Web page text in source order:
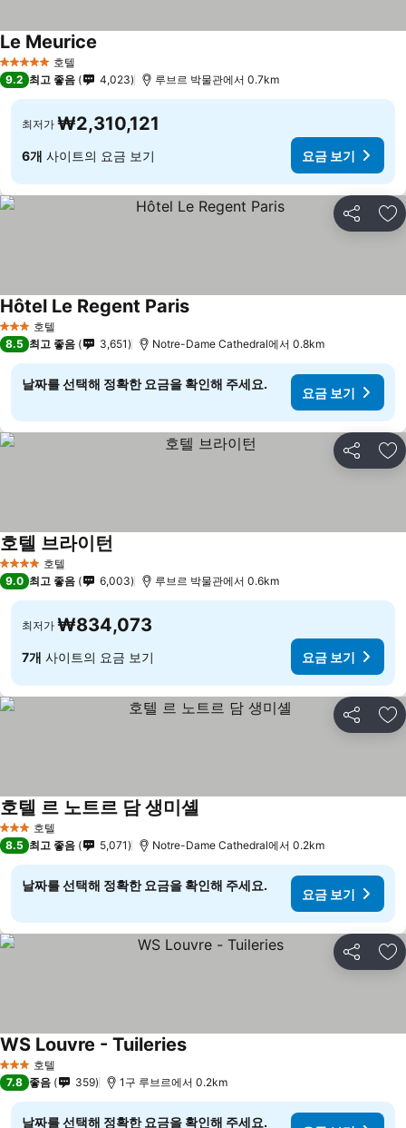
5 성급 호텔
Le Meurice
9.2 최고 좋음 4,023 루브르 박물관에서 0.7km
최저가 ₩2,310,121
6개 사이트의 요금 보기 요금 보기
공유 즐
3 성급 호텔
Hôtel Le Regent Paris
8.5 최고 좋음 3,651 Notre-Dame Cathedral에서 0.8km
날짜를 선택해 정확한 요금을 확인해 주세요.
요금 보기
공유 즐
4 성급 호텔
호텔 브라이턴
9.0 최고 좋음 6,003 루브르 박물관에서 0.6km
최저가 ₩834,073
7개 사이트의 요금 보기 요금 보기
공유 즐
3 성급 호텔
호텔 르 노트르 담 생미셸
8.5 최고 좋음 5,071 Notre-Dame Cathedral에서 0.2km
날짜를 선택해 정확한 요금을 확인해 주세요.
요금 보기
공유 즐
3 성급 호텔
WS Louvre - Tuileries
7.8 좋음 359 1구 루브르에서 0.2km
날짜를 선택해 정확한 요금을 확인해 주세요.